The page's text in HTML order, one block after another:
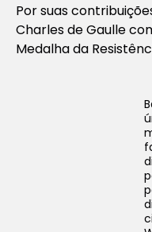
Por suas
Charles de Gaulle
Medalha da